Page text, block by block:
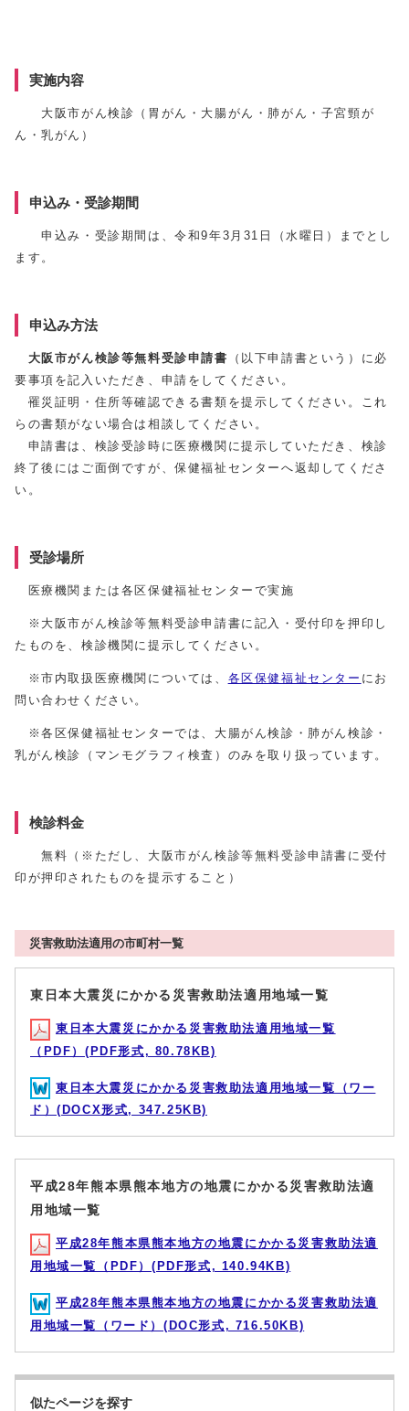
実施内容
大阪市がん検診（胃がん・大腸がん・肺がん・子宮頸が
ん・乳がん）
申込み・受診期間
申込み・受診期間は、令和9年3月31日（水曜日）までとし
ます。
申込み方法
大阪市がん検診等無料受診申請書
（以下申請書という）に必
要事項を記入いただき、申請をしてください。
罹災証明・住所等確認できる書類を提示してください。これ
らの書類がない場合は相談してください。
申請書は、検診受診時に医療機関に提示していただき、検診
終了後にはご面倒ですが、保健福祉センターへ返却してくださ
い。
受診場所
医療機関または各区保健福祉センターで実施
※大阪市がん検診等無料受診申請書に記入・受付印を押印し
たものを、検診機関に提示してください。
※市内取扱医療機関については、 各区保健福祉センター にお
問い合わせください。
※各区保健福祉センターでは、大腸がん検診・肺がん検診・
乳がん検診（マンモグラフィ検査）のみを取り扱っています。
検診料金
無料（※ただし、大阪市がん検診等無料受診申請書に受付
印が押印されたものを提示すること）
災害救助法適用の市町村一覧
東日本大震災にかかる災害救助法適用地域一覧
東日本大震災にかかる災害救助法適用地域一覧
（PDF）(PDF形式, 80.78KB)
東日本大震災にかかる災害救助法適用地域一覧（ワー
ド）(DOCX形式, 347.25KB)
平成28年熊本県熊本地方の地震にかかる災害救助法適
用地域一覧
平成28年熊本県熊本地方の地震にかかる災害救助法適
用地域一覧（PDF）(PDF形式, 140.94KB)
平成28年熊本県熊本地方の地震にかかる災害救助法適
用地域一覧（ワード）(DOC形式, 716.50KB)
似たページを探す